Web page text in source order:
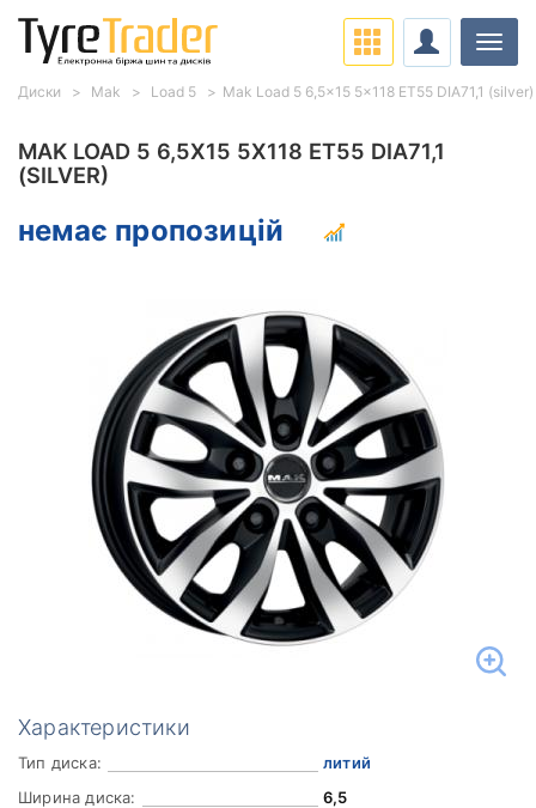
MAK LOAD 5 6,5X15 5X118 ET55 DIA71,1
(SILVER)
немає пропозицій
Характеристики
Тип диска:
литий
Ширина диска:
6,5
Диски Mak Load 5 Mak Load 5 6,5x15 5x118 ET55 DIA71,1 (silver)